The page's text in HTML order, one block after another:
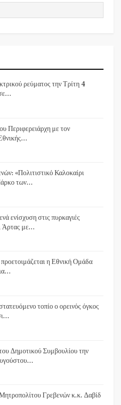
ρεύματος την Τρίτη 4
Περιφερειάρχη με τον
«Πολιτιστικό Καλοκαίρι
των…
ενίσχυση στις πυρκαγιές
Άρτας με…
η Εθνική Ομάδα
τοπίο ο ορεινός όγκος
Δημοτικού Συμβουλίου την
Γρεβενών κ.κ. Δαβίδ